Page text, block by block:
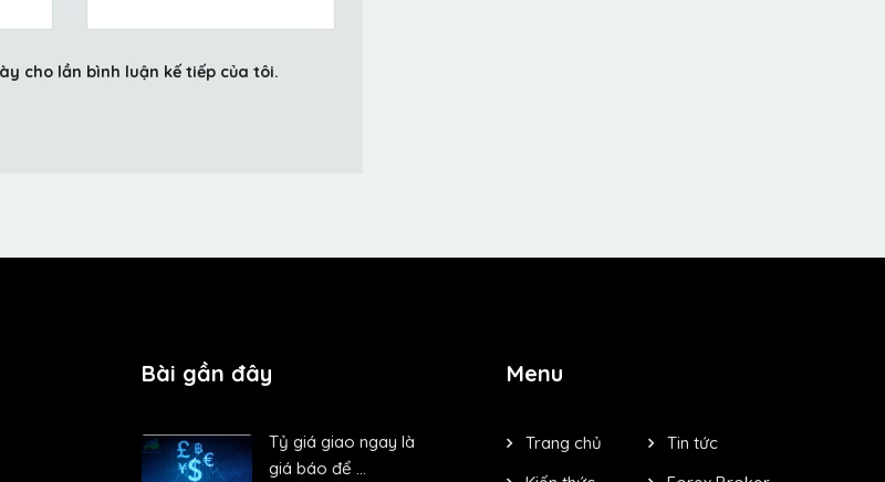
cho lần bình luận kế tiếp của tôi.
Bài gần đây
Tỷ giá giao ngay là
giá báo để ...
Menu
Trang chủ
Tin tức